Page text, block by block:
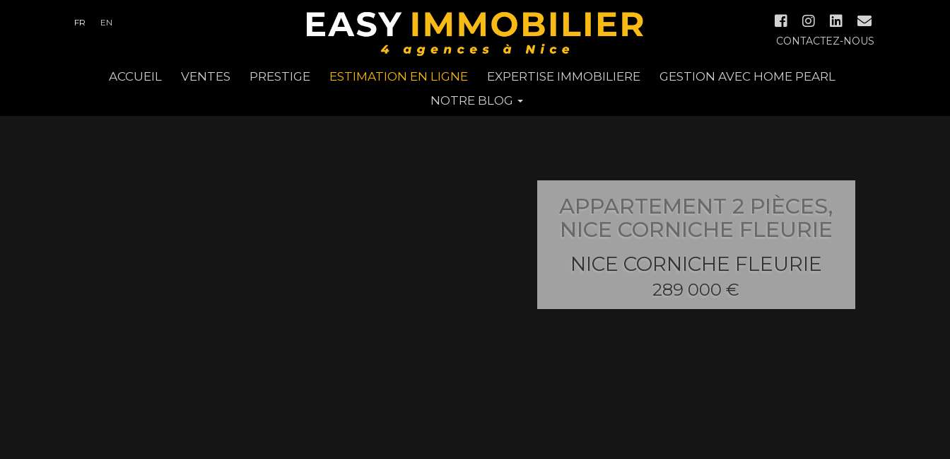
FR EN
CONTACTEZ-NOUS
ACCUEIL VENTES PRESTIGE ESTIMATION EN LIGNE EXPERTISE IMMOBILIERE
GESTION AVEC HOME PEARL
NOTRE BLOG
APPARTEMENT 2 PIÈCES,
NICE CORNICHE FLEURIE
NICE CORNICHE FLEURIE
289 000 €